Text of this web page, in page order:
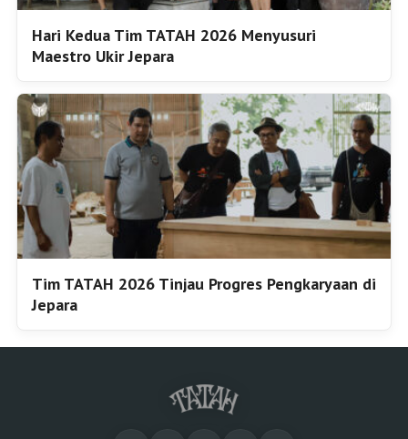
Hari Kedua Tim TATAH 2026 Menyusuri
Maestro Ukir Jepara
Tim TATAH 2026 Tinjau Progres Pengkaryaan di
Jepara